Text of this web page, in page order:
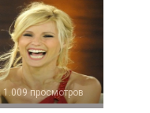
1.009 просмотров